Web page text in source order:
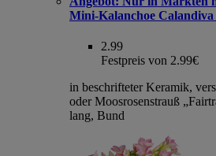
Mini-Kalanchoe Calandiva
2.99
Festpreis von 2.99€
in beschrifteter Keramik,
oder Moosrosenstrauß
lang, Bund